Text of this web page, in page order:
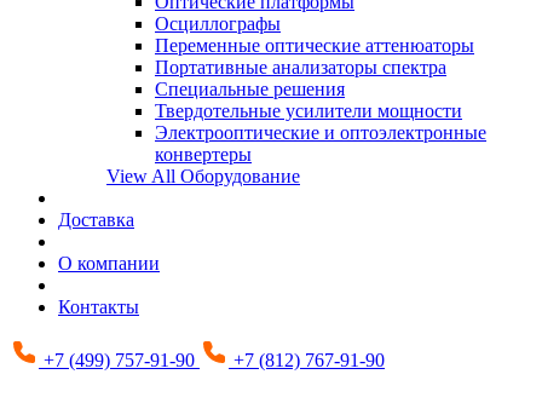
Осциллографы
Переменные оптические аттенюаторы
Портативные анализаторы спектра
Специальные решения
Твердотельные усилители мощности
Электрооптические и оптоэлектронные
конвертеры
View All Оборудование
Доставка
О компании
Контакты
+7 (499) 757-91-90 +7 (812) 767-91-90